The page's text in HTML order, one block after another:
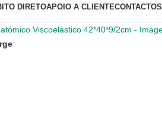
DIRETOAPOIO A CLIENTECONTACTOS